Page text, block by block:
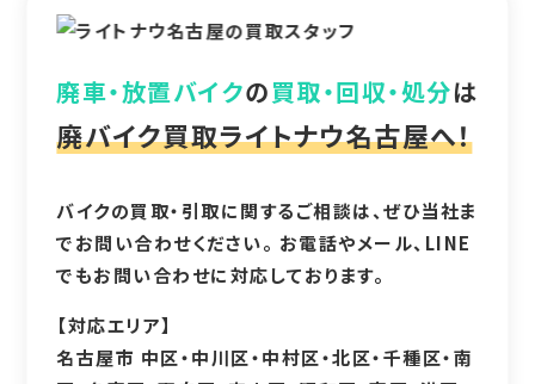
廃車・放置バイクの買取・回収・処分は
廃バイク買取ライトナウ名古屋へ！
バイクの買取・引取に関するご相談は、ぜひ当社ま
でお問い合わせください。 お電話やメール、LINE
でもお問い合わせに対応しております。
【対応エリア】
名古屋市 中区・中川区・中村区・北区・千種区・南